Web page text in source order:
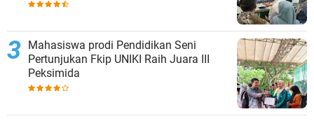
Mahasiswa prodi Pendidikan Seni
Pertunjukan Fkip UNIKI Raih Juara III
Peksimida